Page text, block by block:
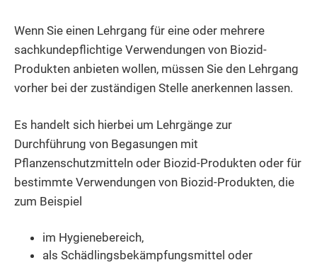
Wenn Sie einen Lehrgang für eine oder mehrere
sachkundepflichtige Verwendungen von Biozid-
Produkten anbieten wollen, müssen Sie den Lehrgang
vorher bei der zuständigen Stelle anerkennen lassen.
Es handelt sich hierbei um Lehrgänge zur
Durchführung von Begasungen mit
Pflanzenschutzmitteln oder Biozid-Produkten oder für
bestimmte Verwendungen von Biozid-Produkten, die
zum Beispiel
im Hygienebereich,
als Schädlingsbekämpfungsmittel oder